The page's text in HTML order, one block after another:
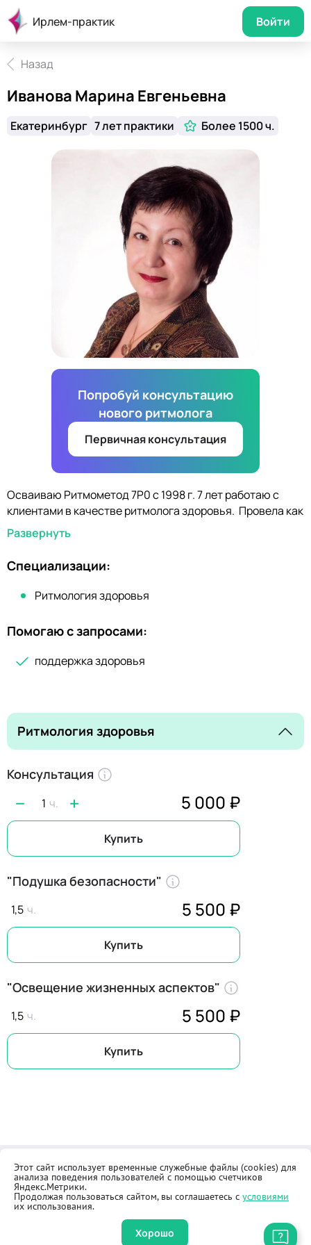
Ирлем-практик Войти
Назад
Попробуй консультацию
нового ритмолога
Первичная консультация
Иванова Марина Евгеньевна
Екатеринбург 7 лет практики Более 1500 ч.
Осваиваю Ритмометод 7Р0 с 1998 г. 7 лет работаю с
клиентами в качестве ритмолога здоровья. Провела как
ритмолог более 1400 часов консультаций с 208
клиентами. Многие потом обращались и по вопросам
своих родных.
В медицине стаж более 30 лет. По образованию
педиатр. Специализации: физиотерапия и
косметология. Так же преподавала в медучилище.
Развернуть
Специализации:
Ритмология здоровья
Помогаю с запросами:
поддержка здоровья
Ритмология здоровья
Консультация
1 5 000 ₽
Купить
"Подушка безопасности"
1,5 5 500 ₽
Купить
"Освещение жизненных аспектов"
1,5 5 500 ₽
Купить
Контакты
Как купить
Общественная приёмная
Реквизиты
Оферта
Правила продажи товаров
Этот сайт использует временные служебные файлы (cookies) для
анализа поведения пользователей с помощью счетчиков
Яндекс.Метрики.
Продолжая пользоваться сайтом, вы соглашаетесь с условиями
их использования.
Хорошо